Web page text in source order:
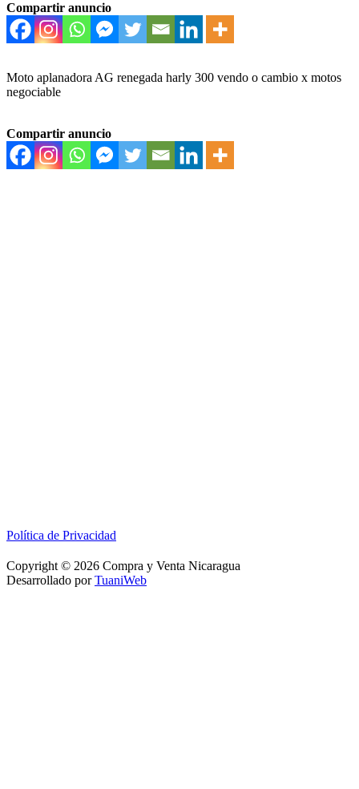
Compartir anuncio
Moto aplanadora AG renegada harly 300 vendo o cambio x motos
negociable
Compartir anuncio
Política de Privacidad
Copyright © 2026 Compra y Venta Nicaragua
Desarrollado porTuaniWeb